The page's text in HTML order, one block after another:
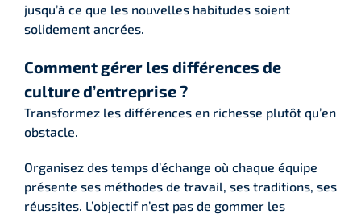
jusqu’à ce que les nouvelles habitudes soient
solidement ancrées.
Comment gérer les différences de
culture d’entreprise ?
Transformez les différences en richesse plutôt qu’en
obstacle.
Organisez des temps d’échange où chaque équipe
présente ses méthodes de travail, ses traditions, ses
réussites. L’objectif n’est pas de gommer les